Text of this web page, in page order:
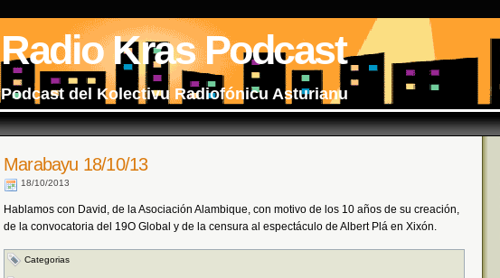
Radio Kras Podcast
Podcast del Kolectivu Radiofónicu Asturianu
Marabayu 18/10/13
18/10/2013
Hablamos con David, de la Asociación Alambique, con motivo de los 10 años de su creación,
de la convocatoria del 19O Global y de la censura al espectáculo de Albert Plá en Xixón.
Categorias